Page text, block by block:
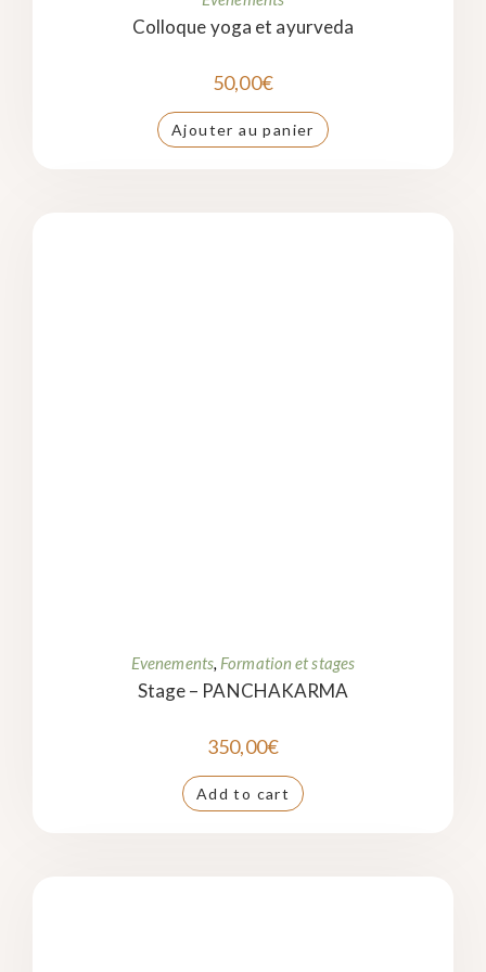
Colloque yoga et ayurveda
50,00€
Ajouter au panier
Evenements, Formation et stages
Stage – PANCHAKARMA
350,00€
Add to cart